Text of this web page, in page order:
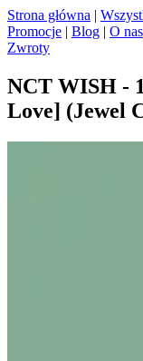
Strona główna |
Promocje | Blog | O nas
Zwroty
NCT WISH -
Love] (Jewel